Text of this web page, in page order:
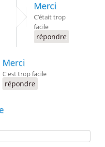
Merci
C’était trop
facile
répondre
Merci
C'est trop facile
répondre